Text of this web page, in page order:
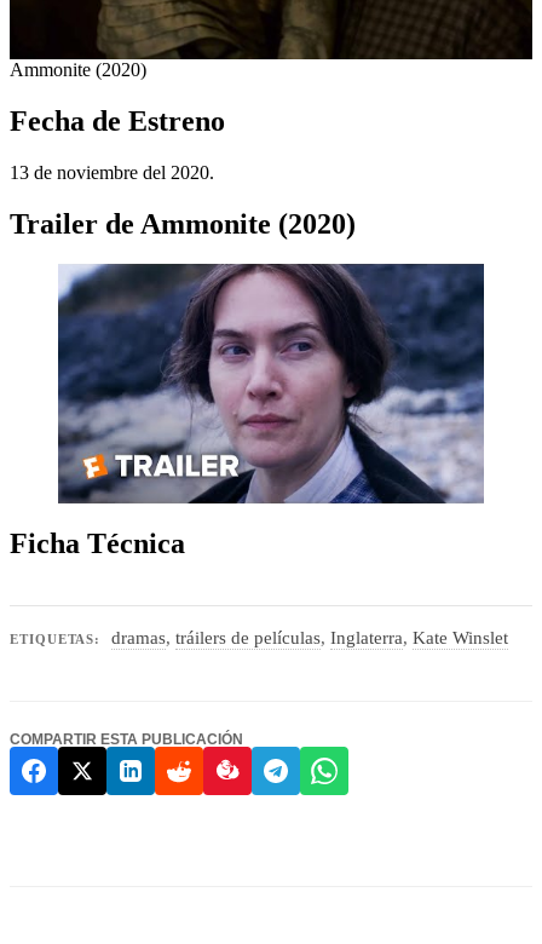
Ammonite (2020)
Fecha de Estreno
13 de noviembre del 2020.
Trailer de Ammonite (2020)
Ficha Técnica
ETIQUETAS: dramas, tráilers de películas, Inglaterra, Kate Winslet
COMPARTIR ESTA PUBLICACIÓN